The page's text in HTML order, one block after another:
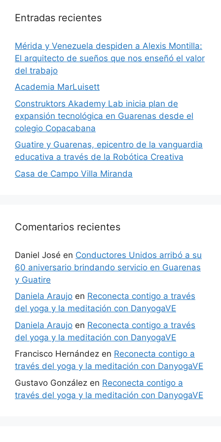
Entradas recientes
​Mérida y Venezuela despiden a Alexis Montilla:
El arquitecto de sueños que nos enseñó el valor
del trabajo
Academia MarLuisett
Construktors Akademy Lab inicia plan de
expansión tecnológica en Guarenas desde el
colegio Copacabana
Guatire y Guarenas, epicentro de la vanguardia
educativa a través de la Robótica Creativa
Casa de Campo Villa Miranda
Comentarios recientes
Daniel José en Conductores Unidos arribó a su
60 aniversario brindando servicio en Guarenas
y Guatire
Daniela Araujo en Reconecta contigo a través
del yoga y la meditación con DanyogaVE
Daniela Araujo en Reconecta contigo a través
del yoga y la meditación con DanyogaVE
Francisco Hernández en Reconecta contigo a
través del yoga y la meditación con DanyogaVE
Gustavo González en Reconecta contigo a
través del yoga y la meditación con DanyogaVE